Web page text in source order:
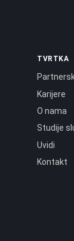
TVRTKA
Karijere
O nama
Studije
Uvidi
Kontakt